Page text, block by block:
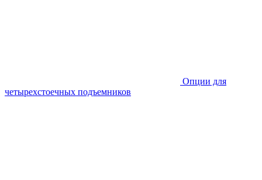
Опции для
четырехстоечных подъемников